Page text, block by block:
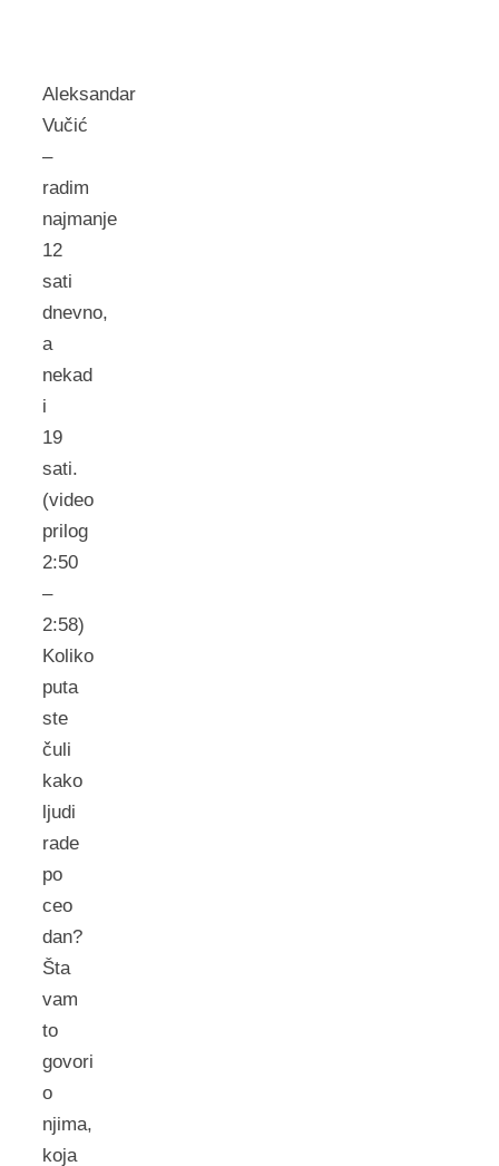
Aleksandar
Vučić
–
radim
najmanje
12
sati
dnevno,
a
nekad
i
19
sati.
(video
prilog
2:50
–
2:58)
Koliko
puta
ste
čuli
kako
ljudi
rade
po
ceo
dan?
Šta
vam
to
govori
o
njima,
koja